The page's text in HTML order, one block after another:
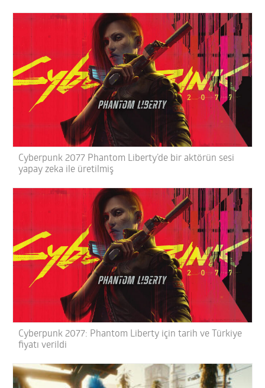
Cyberpunk 2077 Phantom Liberty’de bir aktörün sesi
yapay zeka ile üretilmiş
Cyberpunk 2077: Phantom Liberty için tarih ve Türkiye
fiyatı verildi